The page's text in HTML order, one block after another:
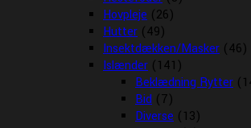
Hovpleje (26)
Hutter (49)
Insektdækken/Masker (46)
Islænder (141)
Beklædning Rytter
Bid (7)
Diverse (13)